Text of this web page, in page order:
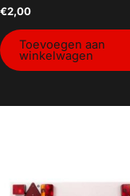
€2,00
Toevoegen aan
winkelwagen